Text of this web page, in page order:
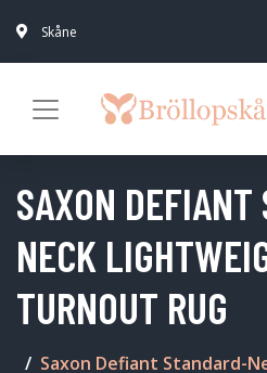
Skåne
SAXON DEFIANT
NECK
TURNOUT RUG
Saxon Defiant Standard-